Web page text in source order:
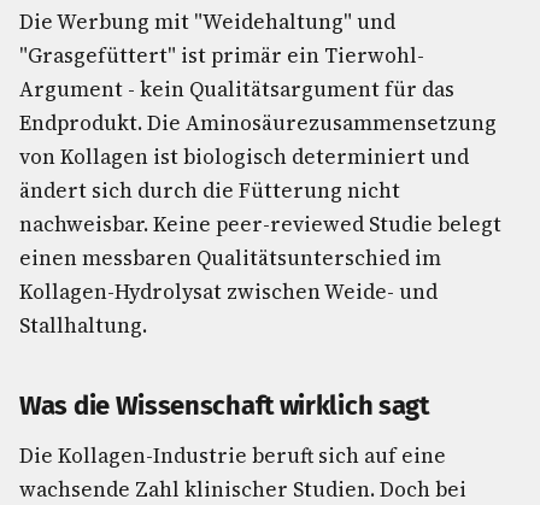
Die Werbung mit "Weidehaltung" und
"Grasgefüttert" ist primär ein Tierwohl-
Argument - kein Qualitätsargument für das
Endprodukt. Die Aminosäurezusammensetzung
von Kollagen ist biologisch determiniert und
ändert sich durch die Fütterung nicht
nachweisbar. Keine peer-reviewed Studie belegt
einen messbaren Qualitätsunterschied im
Kollagen-Hydrolysat zwischen Weide- und
Stallhaltung.
Was die Wissenschaft wirklich sagt
Die Kollagen-Industrie beruft sich auf eine
wachsende Zahl klinischer Studien. Doch bei